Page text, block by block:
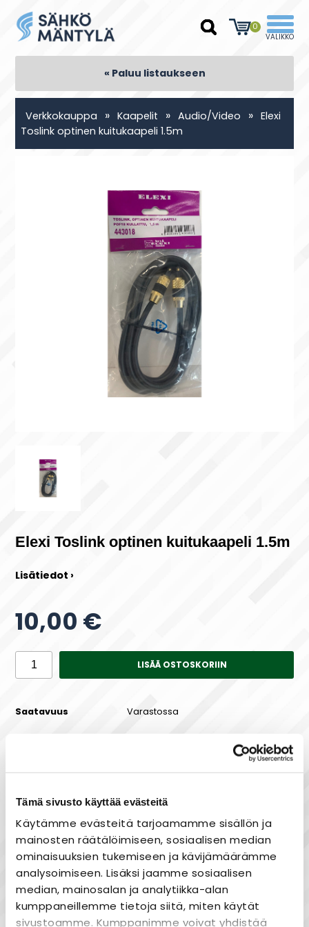
Tämä sivusto käyttää evästeitä
Käytämme evästeitä tarjoamamme sisällön ja
mainosten räätälöimiseen, sosiaalisen median
ominaisuuksien tukemiseen ja kävijämäärämme
analysoimiseen. Lisäksi jaamme sosiaalisen
median, mainosalan ja analytiikka-alan
kumppaneillemme tietoja siitä, miten käytät
sivustoamme. Kumppanimme voivat yhdistää
0
« Paluu listaukseen
Verkkokauppa » Kaapelit » Audio/Video » Elexi
Toslink optinen kuitukaapeli 1.5m
Elexi Toslink optinen kuitukaapeli 1.5m
Lisätiedot ›
10,00 €
LISÄÄ OSTOSKORIIN
Saatavuus Varastossa
Maksa joustavasti osissa!
Laaja valikoima
Nopea toimitus
Joustavat maksutavat